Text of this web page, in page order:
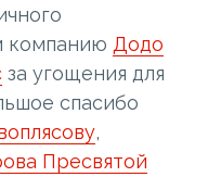
компанию Додо
за угощения для
спасибо
,
Пресвятой